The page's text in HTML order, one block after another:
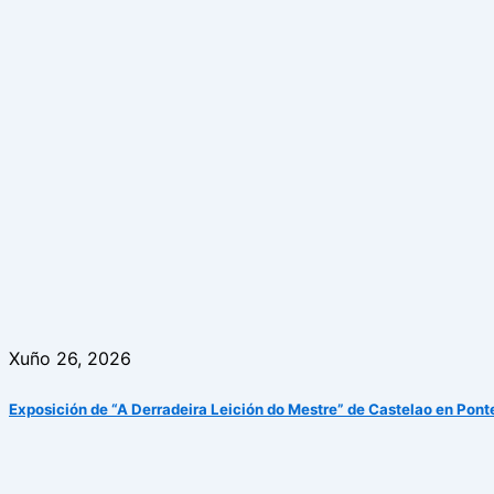
Xuño 26, 2026
Exposición de “A Derradeira Leición do Mestre” de Castelao en